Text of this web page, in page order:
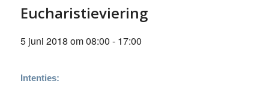
Eucharistieviering
5 juni 2018 om 08:00 - 17:00
Intenties: